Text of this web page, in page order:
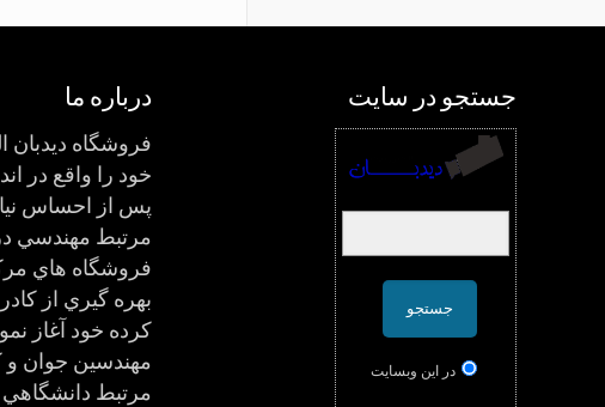
جستجو در سایت
در اين وبسایت
درباره ما
فروشگاه ديدبان
پس از احساس
مرتبط مهندسي
فروشگاه هاي
بهره گيري از
كرده خود آغاز
مهندسين جوان و
مرتبط